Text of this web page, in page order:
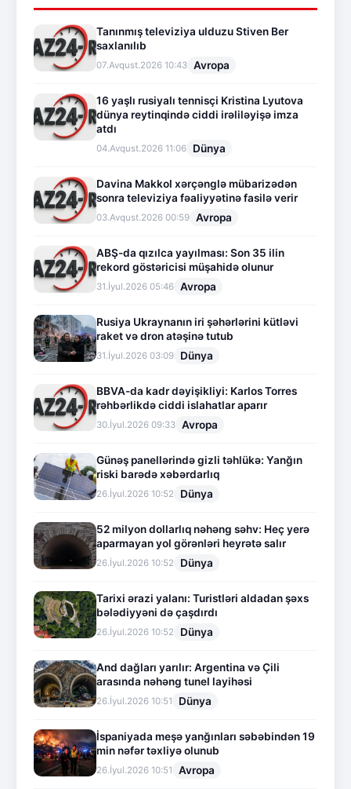
Tanınmış televiziya ulduzu Stiven Ber
saxlanılıb
07.Avqust.2026 10:43 Avropa
16 yaşlı rusiyalı tennisçi Kristina Lyutova
dünya reytinqində ciddi irəliləyişə imza
atdı
04.Avqust.2026 11:06 Dünya
Davina Makkol xərçənglə mübarizədən
sonra televiziya fəaliyyətinə fasilə verir
03.Avqust.2026 00:59 Avropa
ABŞ-da qızılca yayılması: Son 35 ilin
rekord göstəricisi müşahidə olunur
31.İyul.2026 05:46 Avropa
Rusiya Ukraynanın iri şəhərlərini kütləvi
raket və dron atəşinə tutub
31.İyul.2026 03:09 Dünya
BBVA-da kadr dəyişikliyi: Karlos Torres
rəhbərlikdə ciddi islahatlar aparır
30.İyul.2026 09:33 Avropa
Günəş panellərində gizli təhlükə: Yanğın
riski barədə xəbərdarlıq
26.İyul.2026 10:52 Dünya
52 milyon dollarlıq nəhəng səhv: Heç yerə
aparmayan yol görənləri heyrətə salır
26.İyul.2026 10:52 Dünya
Tarixi ərazi yalanı: Turistləri aldadan şəxs
bələdiyyəni də çaşdırdı
26.İyul.2026 10:52 Dünya
And dağları yarılır: Argentina və Çili
arasında nəhəng tunel layihəsi
26.İyul.2026 10:51 Dünya
İspaniyada meşə yanğınları səbəbindən 19
min nəfər təxliyə olunub
26.İyul.2026 10:51 Avropa